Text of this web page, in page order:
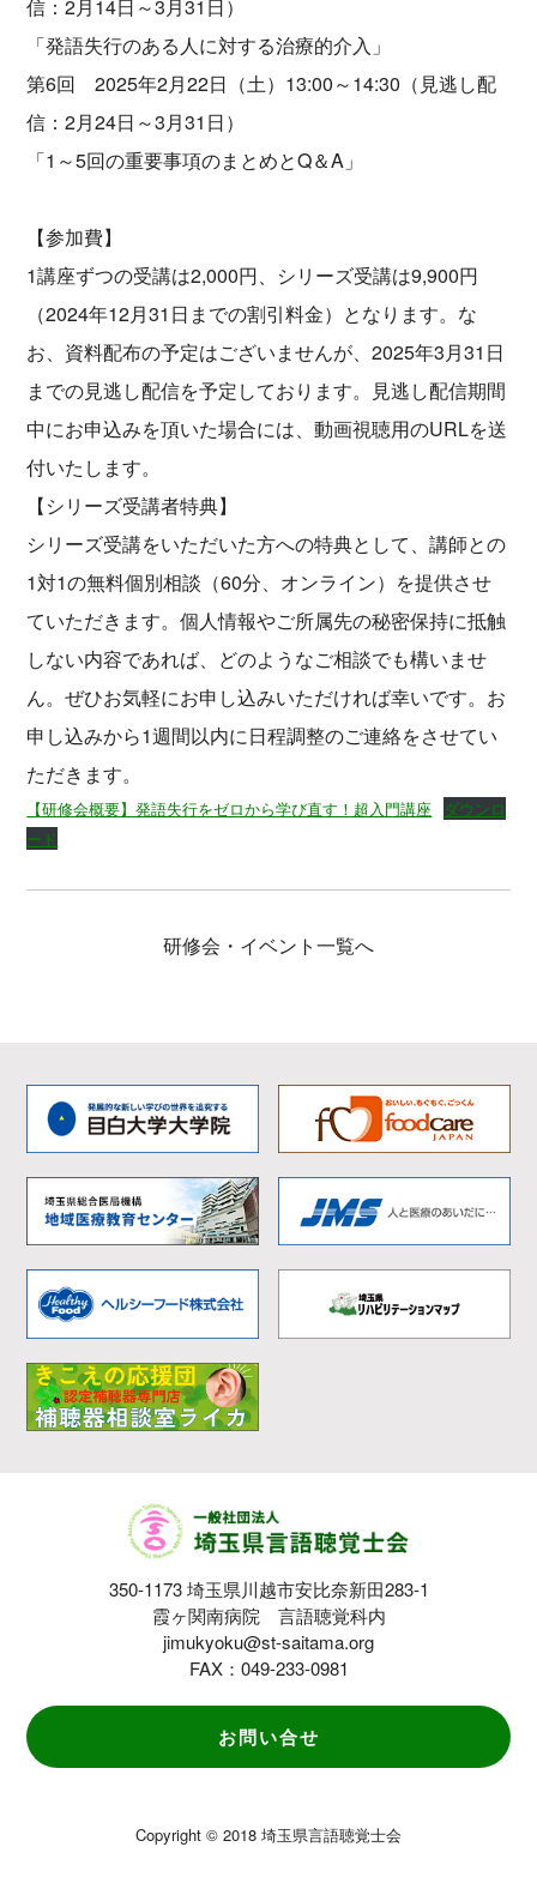
信：2月14日～3月31日）
「発語失行のある人に対する治療的介入」
第6回 2025年2月22日（土）13:00～14:30（見逃し配
信：2月24日～3月31日）
「1～5回の重要事項のまとめとQ＆A」
【参加費】
1講座ずつの受講は2,000円、シリーズ受講は9,900円
（2024年12月31日までの割引料金）となります。な
お、資料配布の予定はございませんが、2025年3月31日
までの見逃し配信を予定しております。見逃し配信期間
中にお申込みを頂いた場合には、動画視聴用のURLを送
付いたします。
【シリーズ受講者特典】
シリーズ受講をいただいた方への特典として、講師との
1対1の無料個別相談（60分、オンライン）を提供させ
ていただきます。個人情報やご所属先の秘密保持に抵触
しない内容であれば、どのようなご相談でも構いませ
ん。ぜひお気軽にお申し込みいただければ幸いです。お
申し込みから1週間以内に日程調整のご連絡をさせてい
ただきます。
【研修会概要】発語失行をゼロから学び直す！超入門講座
ダウンロ
ード
研修会・イベント一覧へ
350-1173 埼玉県川越市安比奈新田283-1
霞ヶ関南病院 言語聴覚科内
jimukyoku@st-saitama.org
FAX：049-233-0981
お問い合せ
Copyright © 2018 埼玉県言語聴覚士会